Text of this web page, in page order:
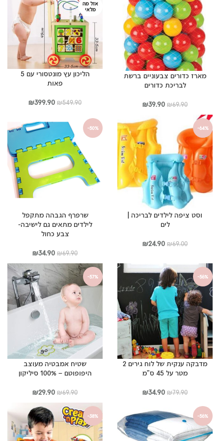
מארז כדורים צבעוניים ברשת
לבריכת כדורים
₪69.90
המחיר
היה:
₪69.90.
₪39.90
המחיר
הוא:
₪39.90.
אזל מה
מלאי
הליכון עץ מונטסורי עם 5
פאות
₪549.90
המחיר
היה:
₪549.90.
₪399.90
המחיר
₪399.90.
-64%
וסט ציפה לילדים לבריכה |
לים
₪69.00
המחיר
₪69.00.
₪24.90
המחיר
₪24.90.
-50%
שרפרף הגבהה מתקפל
לילדים מתאים גם לישיבה-
צבע כחול
₪69.90
המחיר
המקורי
היה:
₪69.90.
₪34.90
המחיר
הנוכחי
הוא:
₪34.90.
-56%
מדבקה ענקית של לוח גירים 2
מטר על 45 ס”מ
₪79.90
המחיר
היה:
₪79.90.
₪34.90
המחיר
₪34.90.
-57%
שטיח אמבטיה מעוצב
היפופוטם – 100% סיליקון
₪69.90
המחיר
היה:
₪69.90.
₪29.90
המחיר
הוא:
₪29.90.
-56%
-38%